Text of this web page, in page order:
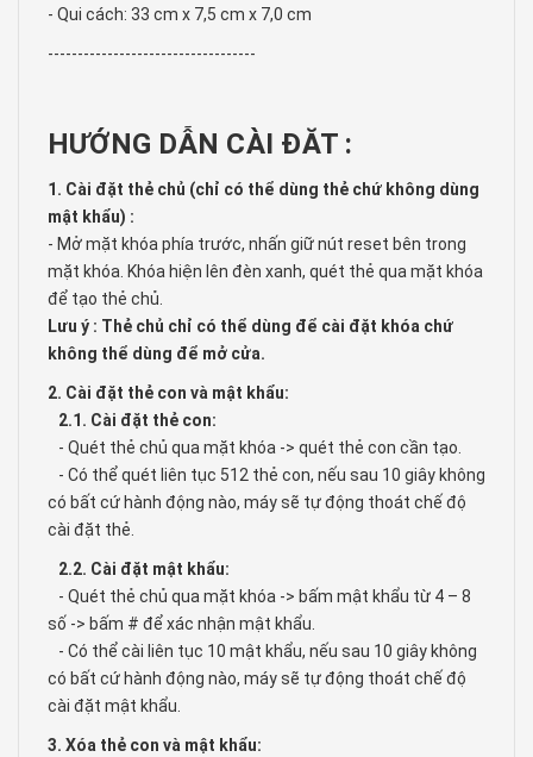
- Qui cách: 33 cm x 7,5 cm x 7,0 cm
-----------------------------------
HƯỚNG DẪN CÀI ĐĂT :
1. Cài đặt thẻ chủ (chỉ có thể dùng thẻ chứ không dùng
mật khẩu) :
- Mở mặt khóa phía trước, nhấn giữ nút reset bên trong
mặt khóa. Khóa hiện lên đèn xanh, quét thẻ qua mặt khóa
để tạo thẻ chủ.
Lưu ý : Thẻ chủ chỉ có thể dùng để cài đặt khóa chứ
không thể dùng để mở cửa.
2. Cài đặt thẻ con và mật khẩu:
2.1. Cài đặt thẻ con:
- Quét thẻ chủ qua mặt khóa -> quét thẻ con cần tạo.
- Có thể quét liên tục 512 thẻ con, nếu sau 10 giây không
có bất cứ hành động nào, máy sẽ tự động thoát chế độ
cài đặt thẻ.
2.2. Cài đặt mật khẩu:
- Quét thẻ chủ qua mặt khóa -> bấm mật khẩu từ 4 – 8
số -> bấm # để xác nhận mật khẩu.
- Có thể cài liên tục 10 mật khẩu, nếu sau 10 giây không
có bất cứ hành động nào, máy sẽ tự động thoát chế độ
cài đặt mật khẩu.
3. Xóa thẻ con và mật khẩu: